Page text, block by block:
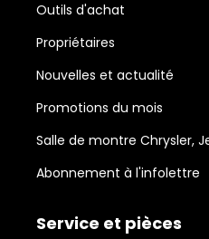
Outils d'achat
Propriétaires
Nouvelles et actualité
Promotions du mois
Salle de montre Chrysler,
Abonnement à l'infolettre
Service et pièces